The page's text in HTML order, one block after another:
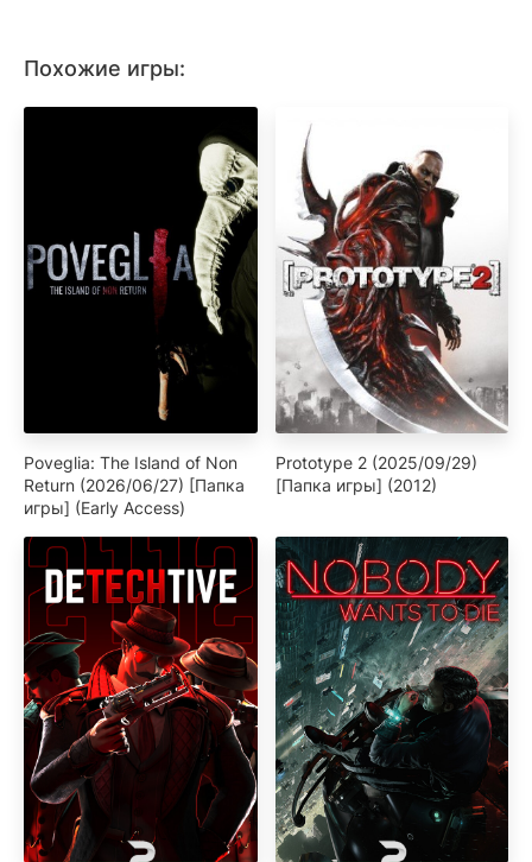
Похожие игры:
Poveglia: The Island of Non
Return (2026/06/27) [Папка
игры] (Early Access)
Prototype 2 (2025/09/29)
[Папка игры] (2012)